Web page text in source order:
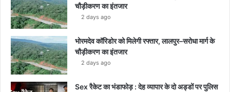
चौड़ीकरण का इंतजार
2 days ago
भोरमदेव कॉरिडोर को मिलेगी रफ्तार, लालपुर–सरोधा मार्ग के
चौड़ीकरण का इंतजार
2 days ago
Sex रैकेट का भंडाफोड़ : देह व्यापार के दो अड्डों पर पुलिस